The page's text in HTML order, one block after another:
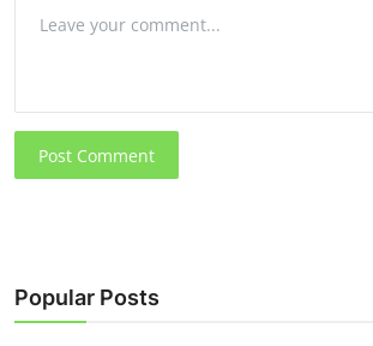
Post Comment
Popular Posts